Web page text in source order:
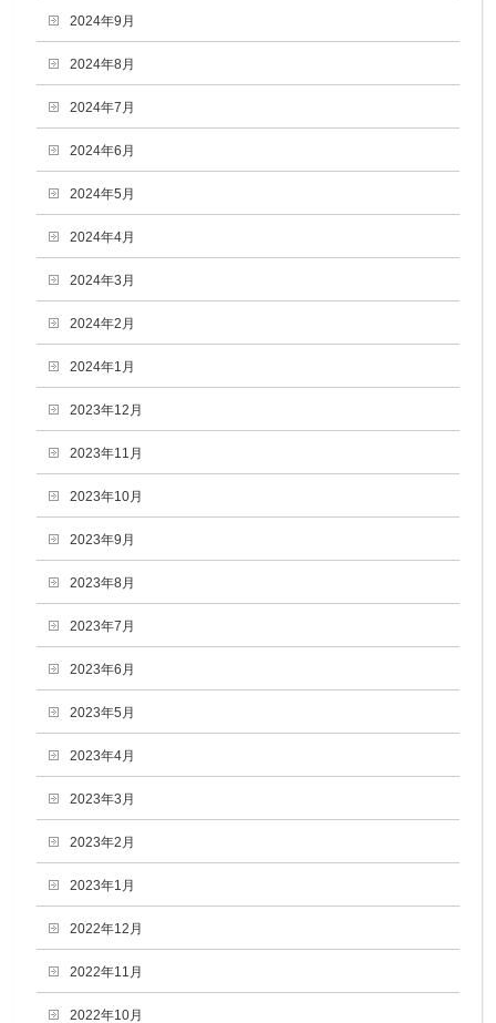
2024年9月
2024年8月
2024年7月
2024年6月
2024年5月
2024年4月
2024年3月
2024年2月
2024年1月
2023年12月
2023年11月
2023年10月
2023年9月
2023年8月
2023年7月
2023年6月
2023年5月
2023年4月
2023年3月
2023年2月
2023年1月
2022年12月
2022年11月
2022年10月